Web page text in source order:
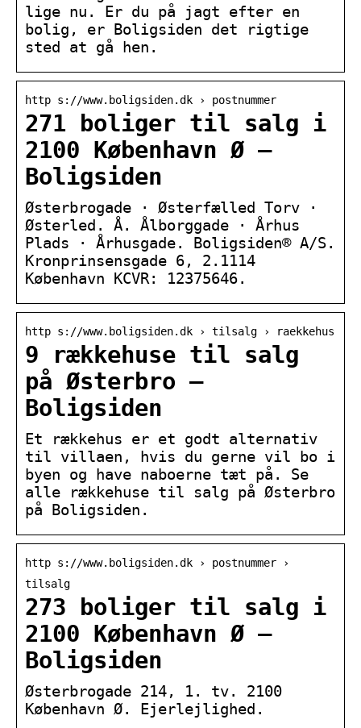
lige nu. Er du på jagt efter en
bolig, er Boligsiden det rigtige
sted at gå hen.
http s://www.boligsiden.dk › postnummer
271 boliger til salg i
2100 København Ø –
Boligsiden
Østerbrogade · Østerfælled Torv ·
Østerled. Å. Ålborggade · Århus
Plads · Århusgade. Boligsiden® A/S.
Kronprinsensgade 6, 2.1114
København KCVR: 12375646.
http s://www.boligsiden.dk › tilsalg › raekkehus
9 rækkehuse til salg
på Østerbro –
Boligsiden
Et rækkehus er et godt alternativ
til villaen, hvis du gerne vil bo i
byen og have naboerne tæt på. Se
alle rækkehuse til salg på Østerbro
på Boligsiden.
http s://www.boligsiden.dk › postnummer ›
tilsalg
273 boliger til salg i
2100 København Ø –
Boligsiden
Østerbrogade 214, 1. tv. 2100
København Ø. Ejerlejlighed.